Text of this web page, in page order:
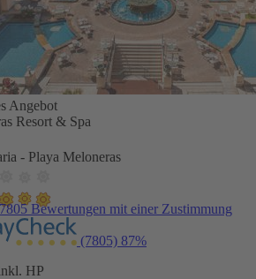
Angebot
Resort & Spa
- Playa Meloneras
Bewertungen mit einer Zustimmung
(7805) 87%
HP